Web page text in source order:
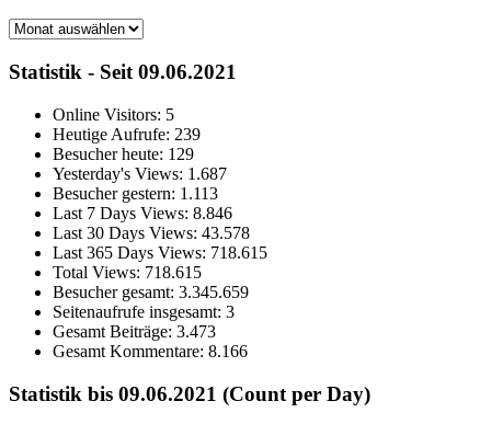
Archiv
Statistik - Seit 09.06.2021
Online Visitors: 5
Heutige Aufrufe: 239
Besucher heute: 129
Yesterday's Views: 1.687
Besucher gestern: 1.113
Last 7 Days Views: 8.846
Last 30 Days Views: 43.578
Last 365 Days Views: 718.615
Total Views: 718.615
Besucher gesamt: 3.345.659
Seitenaufrufe insgesamt: 3
Gesamt Beiträge: 3.473
Gesamt Kommentare: 8.166
Statistik bis 09.06.2021 (Count per Day)